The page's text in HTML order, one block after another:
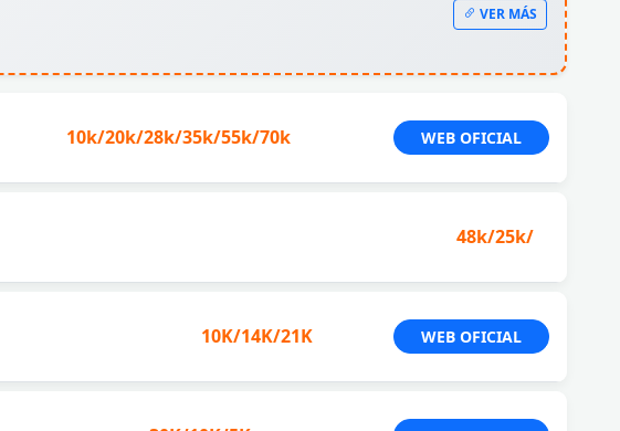
VER MÁS
10k/20k/28k/35k/55k/70k WEB OFICIAL
48k/25k/
10K/14K/21K WEB OFICIAL